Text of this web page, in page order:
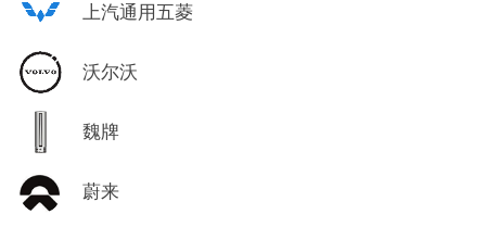
上汽通用五菱
沃尔沃
魏牌
蔚来